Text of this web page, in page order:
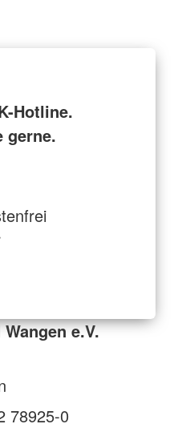
Hotline.
gerne.
e.V.
78925-0